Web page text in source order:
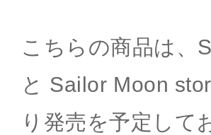
こちらの商品は、
と Sailor Moon
り発売を予定して